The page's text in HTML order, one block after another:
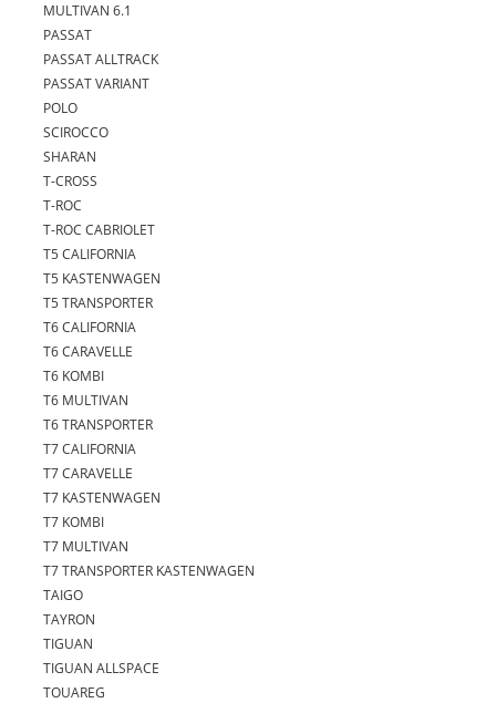
MULTIVAN 6.1
PASSAT
PASSAT ALLTRACK
PASSAT VARIANT
POLO
SCIROCCO
SHARAN
T-CROSS
T-ROC
T-ROC CABRIOLET
T5 CALIFORNIA
T5 KASTENWAGEN
T5 TRANSPORTER
T6 CALIFORNIA
T6 CARAVELLE
T6 KOMBI
T6 MULTIVAN
T6 TRANSPORTER
T7 CALIFORNIA
T7 CARAVELLE
T7 KASTENWAGEN
T7 KOMBI
T7 MULTIVAN
T7 TRANSPORTER KASTENWAGEN
TAIGO
TAYRON
TIGUAN
TIGUAN ALLSPACE
TOUAREG